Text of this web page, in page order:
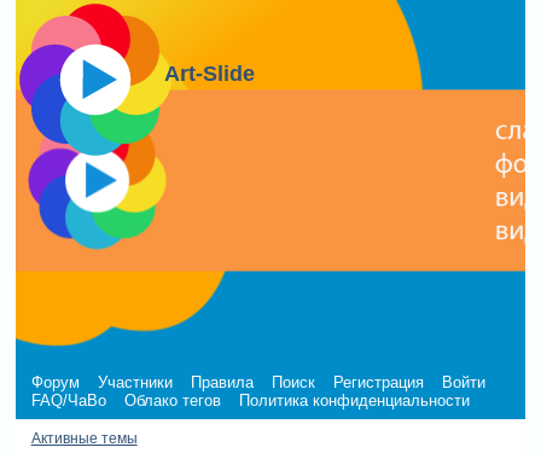
Art-Slide
Форум Участники Правила Поиск Регистрация
Войти
FAQ/ЧаВо
Облако тегов Политика конфиденциальности
Активные темы